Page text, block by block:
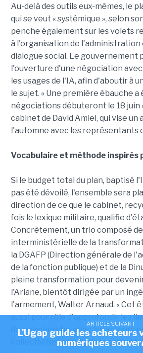
Au-delà des outils eux-mêmes, le
qui se veut « systémique », selon
penche également sur les volets
à l'organisation de l'administration
dialogue social. Le gouvernement
l'ouverture d'une négociation avec
les usages de l'IA, afin d'aboutir à
le sujet. « Une première ébauche
négociations débuteront le 18 juin
cabinet de David Amiel, qui vise un
l'automne avec les représentants
Vocabulaire et méthode inspirés
Si le budget total du plan, baptisé
pas été dévoilé, l'ensemble sera
direction de ce que le cabinet,
fois le lexique militaire, qualifie
Concrètement, un trio composé
interministérielle de la
la DGAFP (Direction générale de
de la fonction publique) et de la
pleine transformation pour
l'Ariane, bientôt dirigée par un
l'armement, Walter Arnaud. « Cet
aussi pour rôle d'approfondir les
de la recherche, avec les acteurs
collectivités », souligne le cabinet
ARTICLE SUIVANT
L'Ugap guide les acheteurs
numériques